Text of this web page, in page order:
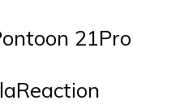
21Pro